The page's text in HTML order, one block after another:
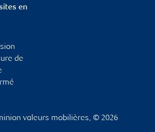
en
de
valeurs mobilières, © 2026